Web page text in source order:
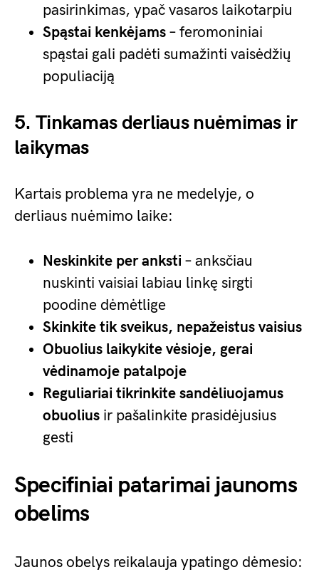
pasirinkimas, ypač vasaros laikotarpiu
Spąstai kenkėjams – feromoniniai
spąstai gali padėti sumažinti vaisėdžių
populiaciją
5. Tinkamas derliaus nuėmimas ir
laikymas
Kartais problema yra ne medelyje, o
derliaus nuėmimo laike:
Neskinkite per anksti – anksčiau
nuskinti vaisiai labiau linkę sirgti
poodine dėmėtlige
Skinkite tik sveikus, nepažeistus vaisius
Obuolius laikykite vėsioje, gerai
vėdinamoje patalpoje
Reguliariai tikrinkite sandėliuojamus
obuolius ir pašalinkite prasidėjusius
gesti
Specifiniai patarimai jaunoms
obelims
Jaunos obelys reikalauja ypatingo dėmesio: